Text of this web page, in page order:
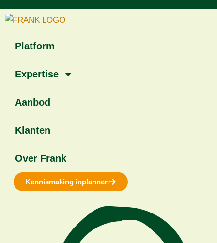
Platform
Expertise
Aanbod
Klanten
Over Frank
Kennismaking inplannen